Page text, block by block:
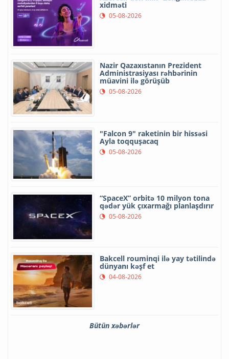
xidməti
05-08-2026
Nazir Qazaxıstanın Prezident
Administrasiyası rəhbərinin
müavini ilə görüşüb
05-08-2026
"Falcon 9" raketinin bir hissəsi
Ayla toqquşacaq
05-08-2026
“SpaceX” orbitə 10 milyon tona
qədər yük çıxarmağı planlaşdırır
05-08-2026
Bakcell rouminqi ilə yay tətilində
dünyanı kəşf et
04-08-2026
Bütün xəbərlər